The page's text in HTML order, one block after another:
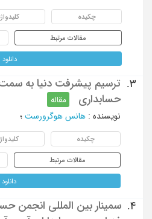
چکیده
مقالات مرتبط
دانلود
3.
ترسیم پیشرفت دنیا به سمت
حسابداری
مقاله
نویسنده : هانس هوگرورست ؛
چکیده
مقالات مرتبط
دانلود
4.
سمینار بین المللی انجمن